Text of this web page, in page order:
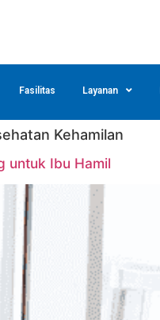
Fasilitas Layanan
Kehamilan
untuk Ibu Hamil